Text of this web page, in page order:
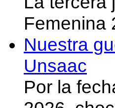
Femenina
Nuestra
Unsaac
Por la